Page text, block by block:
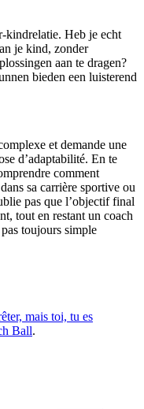
kindrelatie. Heb je echt
je kind, zonder
aan te dragen?
bieden een luisterend
et demande une
d’adaptabilité. En te
comment
sa carrière sportive ou
pas que l’objectif final
tout en restant un coach
toujours simple
mais toi, tu es
Ball.